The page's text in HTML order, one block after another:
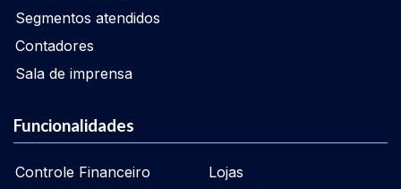
Segmentos atendidos
Contadores
Sala de imprensa
Funcionalidades
Controle Financeiro
Lojas